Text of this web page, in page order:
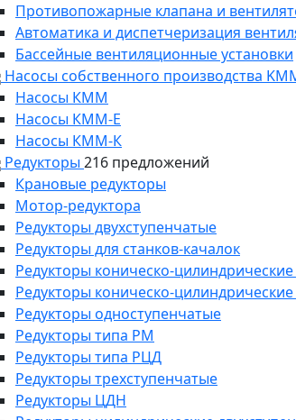
Противопожарные клапана и
Автоматика и диспетчеризация
Бассейные вентиляционные установки
Насосы собственного производства
Насосы КММ
Насосы КММ-Е
Насосы КММ-К
Редукторы 216 предложений
Крановые редукторы
Мотор-редуктора
Редукторы двухступенчатые
Редукторы для станков-качалок
Редукторы коническо-
Редукторы коническо-
Редукторы одноступенчатые
Редукторы типа РМ
Редукторы типа РЦД
Редукторы трехступенчатые
Редукторы ЦДН